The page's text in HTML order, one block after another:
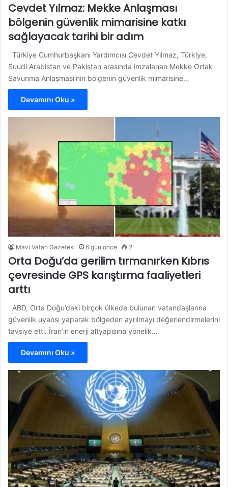
Cevdet Yılmaz: Mekke Anlaşması
bölgenin güvenlik mimarisine katkı
sağlayacak tarihi bir adım
Türkiye Cumhurbaşkanı Yardımcısı Cevdet Yılmaz, Türkiye,
Suudi Arabistan ve Pakistan arasında imzalanan Mekke Ortak
Savunma Anlaşması’nın bölgenin güvenlik mimarisine…
Devamını Oku »
Mavi Vatan Gazetesi 6 gün önce 2
Orta Doğu’da gerilim tırmanırken Kıbrıs
çevresinde GPS karıştırma faaliyetleri
arttı
ABD, Orta Doğu’daki birçok ülkede bulunan vatandaşlarına
güvenlik uyarısı yaparak bölgeden ayrılmayı değerlendirmelerini
tavsiye etti. İran’ın enerji altyapısına yönelik…
Devamını Oku »